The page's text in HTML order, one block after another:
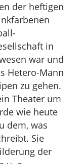
der heftigen
in
war und
Hetero-Mann
zu gehen.
Theater um
wie heute
dem, was
Sie
der